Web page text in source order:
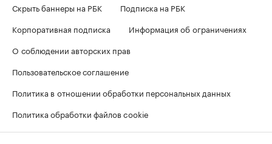
Скрыть баннеры на РБК
Подписка на РБК
Корпоративная подписка
Информация об ограничениях
О соблюдении авторских прав
Пользовательское соглашение
Политика в отношении обработки персональных данных
Политика обработки файлов cookie